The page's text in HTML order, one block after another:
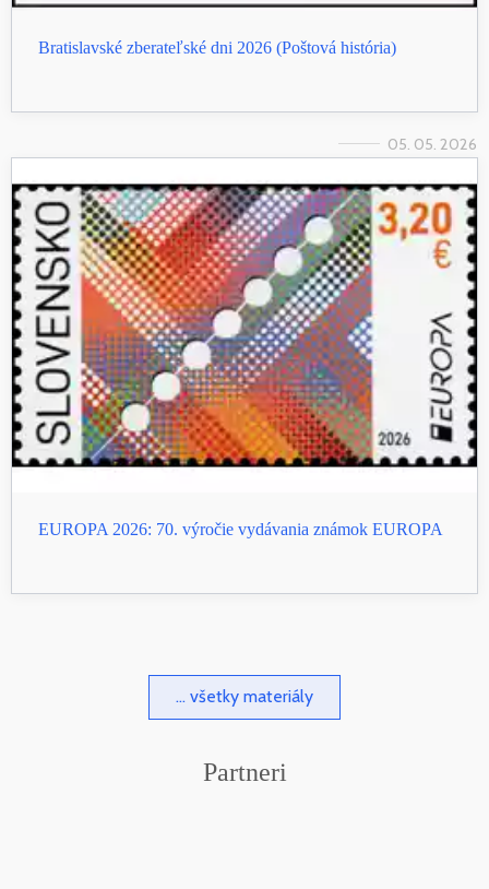
Bratislavské zberateľské dni 2026 (Poštová história)
05. 05. 2026
EUROPA 2026: 70. výročie vydávania známok EUROPA
... všetky materiály
Partneri